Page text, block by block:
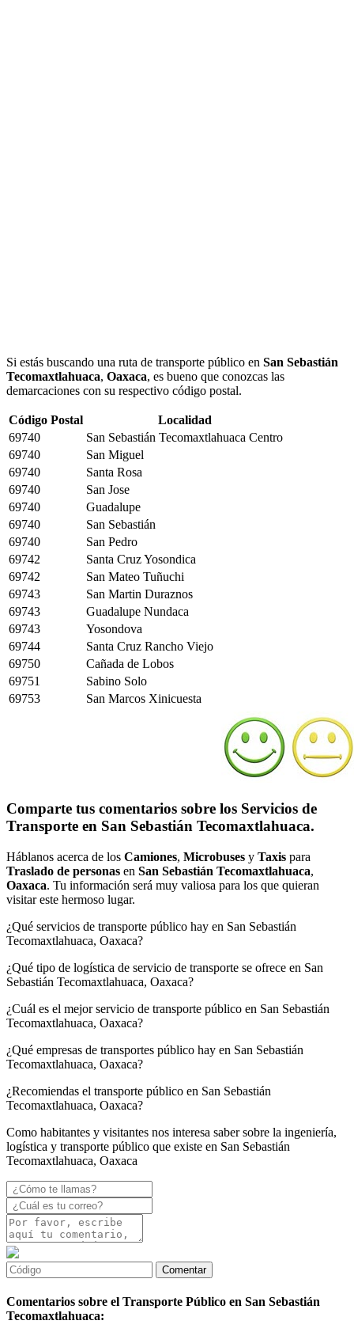
Si estás buscando una ruta de transporte público en San Sebastián
Tecomaxtlahuaca, Oaxaca, es bueno que conozcas las
demarcaciones con su respectivo código postal.
Código Postal
Localidad
69740
San Sebastián Tecomaxtlahuaca Centro
69740
San Miguel
69740
Santa Rosa
69740
San Jose
69740
Guadalupe
69740
San Sebastián
69740
San Pedro
69742
Santa Cruz Yosondica
69742
San Mateo Tuñuchi
69743
San Martin Duraznos
69743
Guadalupe Nundaca
69743
Yosondova
69744
Santa Cruz Rancho Viejo
69750
Cañada de Lobos
69751
Sabino Solo
69753
San Marcos Xinicuesta
Comparte tus comentarios sobre los Servicios de
Transporte en San Sebastián Tecomaxtlahuaca.
Háblanos acerca de los Camiones, Microbuses y Taxis para
Traslado de personas en San Sebastián Tecomaxtlahuaca,
Oaxaca. Tu información será muy valiosa para los que quieran
visitar este hermoso lugar.
¿Qué servicios de transporte público hay en San Sebastián
Tecomaxtlahuaca, Oaxaca?
¿Qué tipo de logística de servicio de transporte se ofrece en San
Sebastián Tecomaxtlahuaca, Oaxaca?
¿Cuál es el mejor servicio de transporte público en San Sebastián
Tecomaxtlahuaca, Oaxaca?
¿Qué empresas de transportes público hay en San Sebastián
Tecomaxtlahuaca, Oaxaca?
¿Recomiendas el transporte público en San Sebastián
Tecomaxtlahuaca, Oaxaca?
Como habitantes y visitantes nos interesa saber sobre la ingeniería,
logística y transporte público que existe en San Sebastián
Tecomaxtlahuaca, Oaxaca
Comentarios sobre el Transporte Público en San Sebastián
Tecomaxtlahuaca: